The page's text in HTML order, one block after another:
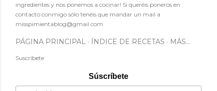
ingredientes y nos ponemos a cocinar! Si queréis poneros en
contacto conmigo sólo tenéis que mandar un mail a
misspimientablog@gmail.com
PÁGINA PRINCIPAL ÍNDICE DE RECETAS MÁS…
Suscríbete
Súscríbete